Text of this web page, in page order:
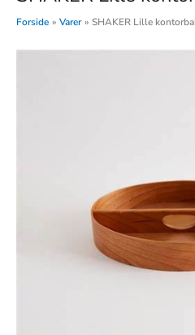
Forside Varer SHAKER Lille